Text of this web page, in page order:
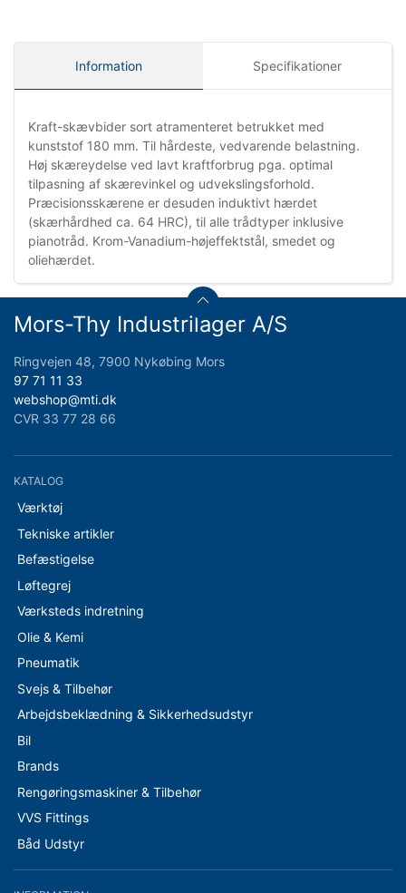
Information Specifikationer
Kraft-skævbider sort atramenteret betrukket med
kunststof 180 mm. Til hårdeste, vedvarende belastning.
Høj skæreydelse ved lavt kraftforbrug pga. optimal
tilpasning af skærevinkel og udvekslingsforhold.
Præcisionsskærene er desuden induktivt hærdet
(skærhårdhed ca. 64 HRC), til alle trådtyper inklusive
pianotråd. Krom-Vanadium-højeffektstål, smedet og
oliehærdet.
Mors-Thy Industrilager A/S
Ringvejen 48, 7900 Nykøbing Mors
97 71 11 33
webshop@mti.dk
CVR 33 77 28 66
KATALOG
Værktøj
Tekniske artikler
Befæstigelse
Løftegrej
Værksteds indretning
Olie & Kemi
Pneumatik
Svejs & Tilbehør
Arbejdsbeklædning & Sikkerhedsudstyr
Bil
Brands
Rengøringsmaskiner & Tilbehør
VVS Fittings
Båd Udstyr